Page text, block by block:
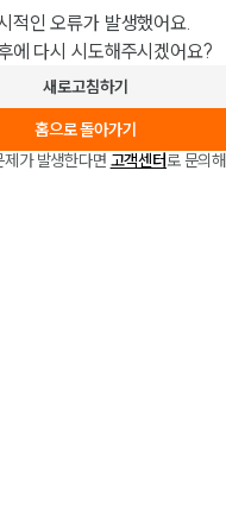
적인 오류가 발생했어요.
에 다시 시도해주시겠어요?
새로고침하기
홈으로 돌아가기
가 발생한다면 고객센터로 문의